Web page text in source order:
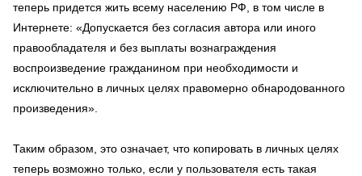
теперь придется жить всему населению РФ, в том числе в
Интернете: «Допускается без согласия автора или иного
правообладателя и без выплаты вознаграждения
воспроизведение гражданином при необходимости и
исключительно в личных целях правомерно обнародованного
произведения».
Таким образом, это означает, что копировать в личных целях
теперь возможно только, если у пользователя есть такая